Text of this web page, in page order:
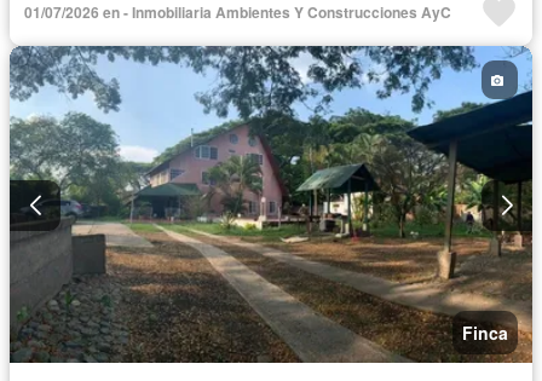
01/07/2026 en - Inmobiliaria Ambientes Y Construcciones AyC
Finca